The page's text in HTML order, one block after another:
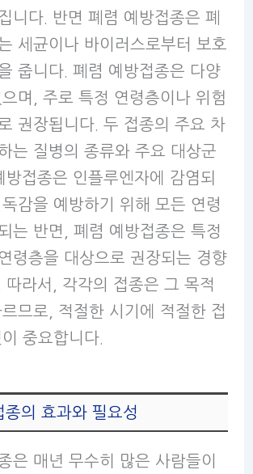
니다. 반면 폐렴 예방접종은 폐
세균이나 바이러스로부터 보호
줍니다. 폐렴 예방접종은 다양
며, 주로 특정 연령층이나 위험
권장됩니다. 두 접종의 주요 차
는 질병의 종류와 주요 대상군
방접종은 인플루엔자에 감염되
감을 예방하기 위해 모든 연령
는 반면, 폐렴 예방접종은 특정
령층을 대상으로 권장되는 경향
따라서, 각각의 접종은 그 목적
므로, 적절한 시기에 적절한 접
중요합니다.
종의 효과와 필요성
은 매년 무수히 많은 사람들이